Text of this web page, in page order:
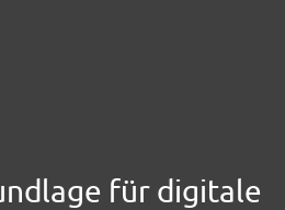
für digitale